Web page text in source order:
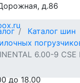
д.86
до 18.00
Каталог шин
6.00-9 CSE